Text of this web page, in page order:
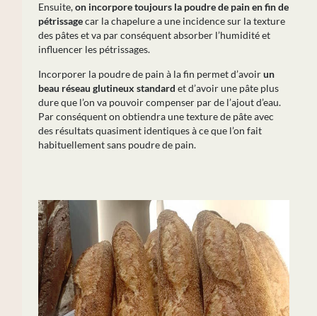
Ensuite,on incorpore toujours la poudre de pain en fin de
pétrissagecar la chapelure a une incidence sur la texture
des pâtes et va par conséquent absorber l’humidité et
influencer les pétrissages.
Incorporer la poudre de pain à la fin permet d’avoirun
beau réseau glutineux standard et d’avoir une pâte plus
dure que l’on va pouvoir compenser par de l’ajout d’eau.
Par conséquent on obtiendra une texture de pâte avec
des résultats quasiment identiques à ce que l’on fait
habituellement sans poudre de pain.